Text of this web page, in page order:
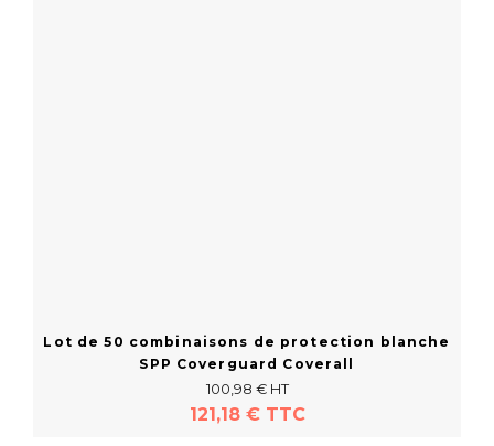
Lot de 50 combinaisons de protection blanche
SPP Coverguard Coverall
100,98 € HT
121,18 € TTC